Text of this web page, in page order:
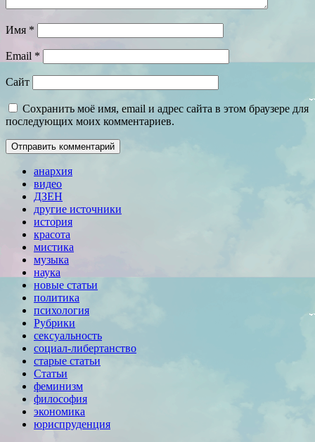
Имя *
Email *
Сайт
Сохранить моё имя, email и адрес сайта в этом браузере для
последующих моих комментариев.
анархия
видео
ДЗЕН
другие источники
история
красота
мистика
музыка
наука
новые статьи
политика
психология
Рубрики
сексуальность
социал-либертанство
старые статьи
Статьи
феминизм
философия
экономика
юриспруденция